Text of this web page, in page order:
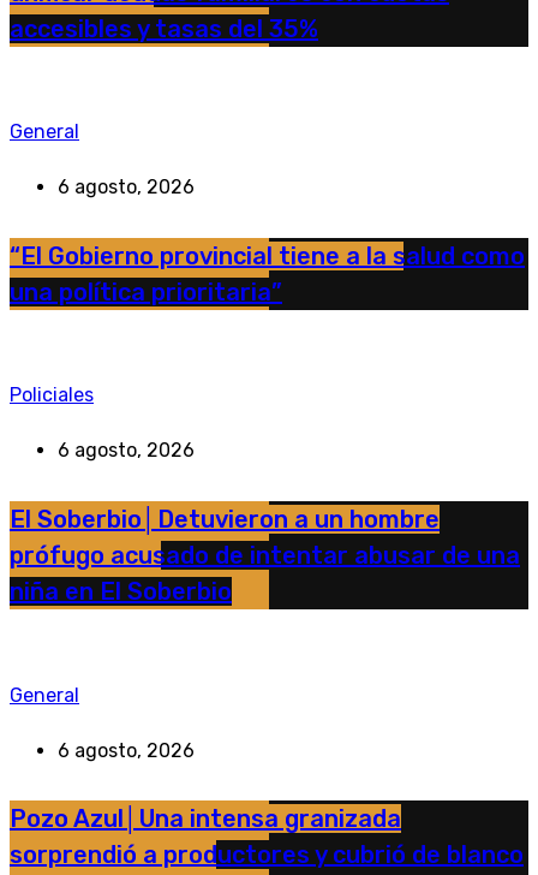
accesibles y tasas del 35%
General
6 agosto, 2026
“El Gobierno provincial tiene a la salud como
una política prioritaria”
Policiales
6 agosto, 2026
El Soberbio│Detuvieron a un hombre
prófugo acusado de intentar abusar de una
niña en El Soberbio
General
6 agosto, 2026
Pozo Azul│Una intensa granizada
sorprendió a productores y cubrió de blanco